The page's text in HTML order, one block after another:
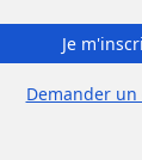
Je
Demander un